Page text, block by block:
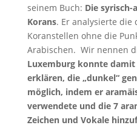
seinem Buch: Die syrisch-
Korans. Er analysierte die
Koranstellen ohne die
Arabischen. Wir nennen
Luxemburg konnte damit
erklären, die „dunkel“
möglich, indem er
verwendete und die 7
Zeichen und Vokale